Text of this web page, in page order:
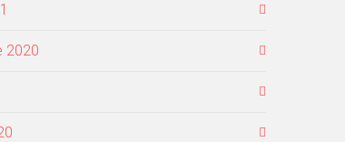
2020